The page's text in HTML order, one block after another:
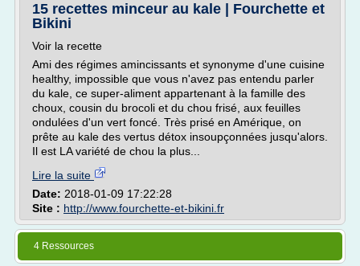
15 recettes minceur au kale | Fourchette et
Bikini
Voir la recette
Ami des régimes amincissants et synonyme d'une cuisine
healthy, impossible que vous n'avez pas entendu parler
du kale, ce super-aliment appartenant à la famille des
choux, cousin du brocoli et du chou frisé, aux feuilles
ondulées d'un vert foncé. Très prisé en Amérique, on
prête au kale des vertus détox insoupçonnées jusqu'alors.
Il est LA variété de chou la plus...
Lire la suite
Date: 2018-01-09 17:22:28
Site : http://www.fourchette-et-bikini.fr
4 Ressources